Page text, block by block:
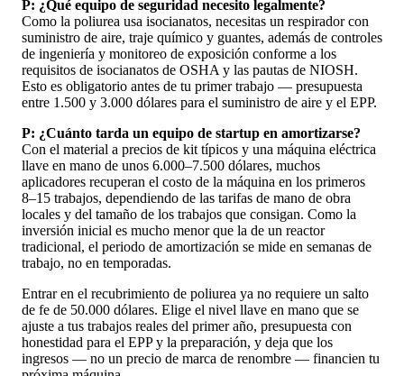
P: ¿Qué equipo de seguridad necesito legalmente?
Como la poliurea usa isocianatos, necesitas un respirador con
suministro de aire, traje químico y guantes, además de controles
de ingeniería y monitoreo de exposición conforme a los
requisitos de isocianatos de OSHA y las pautas de NIOSH.
Esto es obligatorio antes de tu primer trabajo — presupuesta
entre 1.500 y 3.000 dólares para el suministro de aire y el EPP.
P: ¿Cuánto tarda un equipo de startup en amortizarse?
Con el material a precios de kit típicos y una máquina eléctrica
llave en mano de unos 6.000–7.500 dólares, muchos
aplicadores recuperan el costo de la máquina en los primeros
8–15 trabajos, dependiendo de las tarifas de mano de obra
locales y del tamaño de los trabajos que consigan. Como la
inversión inicial es mucho menor que la de un reactor
tradicional, el periodo de amortización se mide en semanas de
trabajo, no en temporadas.
Entrar en el recubrimiento de poliurea ya no requiere un salto
de fe de 50.000 dólares. Elige el nivel llave en mano que se
ajuste a tus trabajos reales del primer año, presupuesta con
honestidad para el EPP y la preparación, y deja que los
ingresos — no un precio de marca de renombre — financien tu